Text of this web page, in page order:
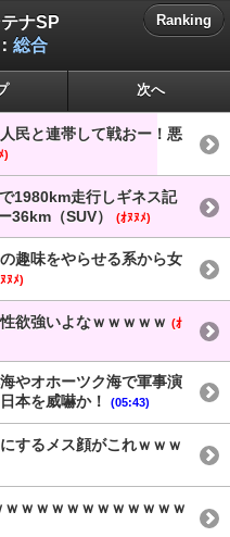
ナSP
総合
Ranking
次へ
民と連帯して戦おー！悪
)
1980km走行しギネス記
36km（SUV）
(ｵﾇﾇﾒ)
趣味をやらせる系から女
ﾇﾒ)
欲強いよなｗｗｗｗｗ (ｵ
やオホーツク海で軍事演
本を威嚇か！
(05:43)
するメス顔がこれｗｗｗ
ｗｗｗｗｗｗｗｗｗｗｗ